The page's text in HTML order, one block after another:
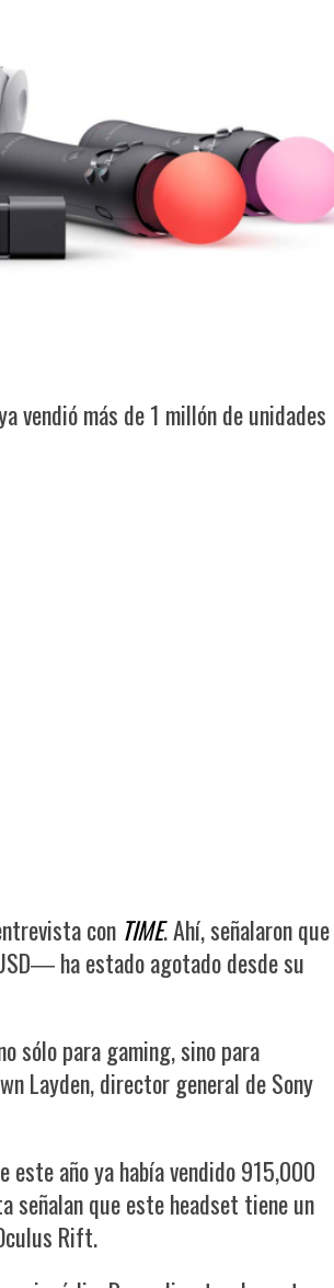
vendió más de 1 millón de unidades
con TIME. Ahí, señalaron que
ha estado agotado desde su
sólo para gaming, sino para
Layden, director general de Sony
este año ya había vendido 915,000
señalan que este headset tiene un
Rift.